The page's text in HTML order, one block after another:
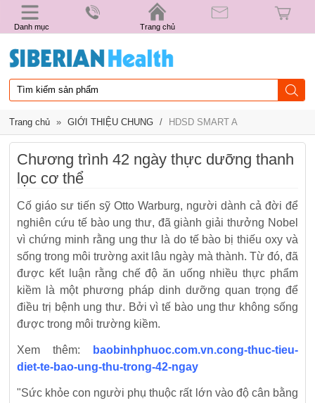
Danh mục Trang chủ
Trang chủ » GIỚI THIỆU CHUNG / HDSD SMART A
Chương trình 42 ngày thực dưỡng thanh
lọc cơ thể
Cố giáo sư tiến sỹ Otto Warburg, người dành cả đời để
nghiên cứu tế bào ung thư, đã giành giải thưởng Nobel
vì chứng minh rằng ung thư là do tế bào bị thiếu oxy và
sống trong môi trường axit lâu ngày mà thành. Từ đó, đã
được kết luận rằng chế độ ăn uống nhiều thực phẩm
kiềm là một phương pháp dinh dưỡng quan trọng để
điều trị bệnh ung thư. Bởi vì tế bào ung thư không sống
được trong môi trường kiềm.
Xem thêm:
baobinhphuoc.com.vn.cong-thuc-tieu-
diet-te-bao-ung-thu-trong-42-ngay
"Sức khỏe con người phụ thuộc rất lớn vào độ cân bằng